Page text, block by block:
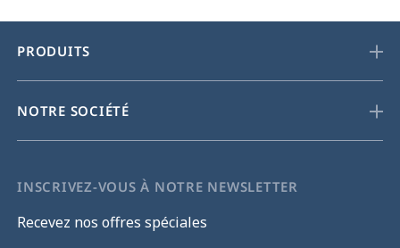
PRODUITS
NOTRE SOCIÉTÉ
INSCRIVEZ-VOUS À NOTRE NEWSLETTER
Recevez nos offres spéciales